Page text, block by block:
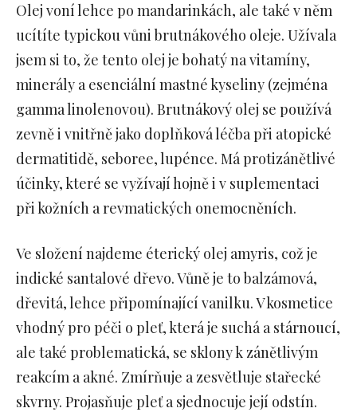
Olej voní lehce po mandarinkách, ale také v něm
ucítíte typickou vůni brutnákového oleje. Užívala
jsem si to, že tento olej je bohatý na vitamíny,
minerály a esenciální mastné kyseliny (zejména
gamma linolenovou). Brutnákový olej se používá
zevně i vnitřně jako doplňková léčba při atopické
dermatitidě, seboree, lupénce. Má protizánětlivé
účinky, které se vyžívají hojně i v suplementaci
při kožních a revmatických onemocněních.
Ve složení najdeme éterický olej amyris, což je
indické santalové dřevo. Vůně je to balzámová,
dřevitá, lehce připomínající vanilku. V kosmetice
vhodný pro péči o pleť, která je suchá a stárnoucí,
ale také problematická, se sklony k zánětlivým
reakcím a akné. Zmírňuje a zesvětluje stařecké
skvrny. Projasňuje pleť a sjednocuje její odstín.